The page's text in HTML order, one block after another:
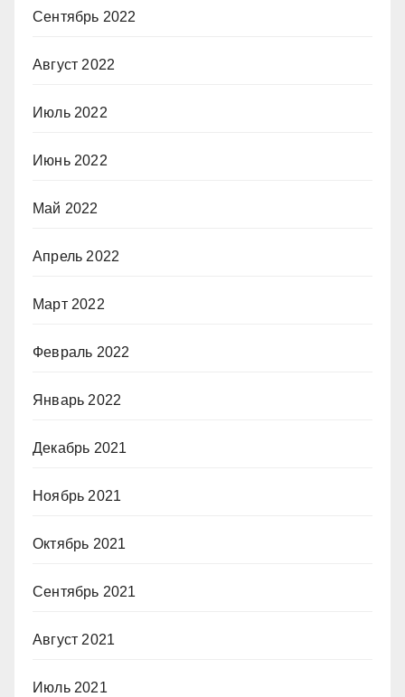
Сентябрь 2022
Август 2022
Июль 2022
Июнь 2022
Май 2022
Апрель 2022
Март 2022
Февраль 2022
Январь 2022
Декабрь 2021
Ноябрь 2021
Октябрь 2021
Сентябрь 2021
Август 2021
Июль 2021